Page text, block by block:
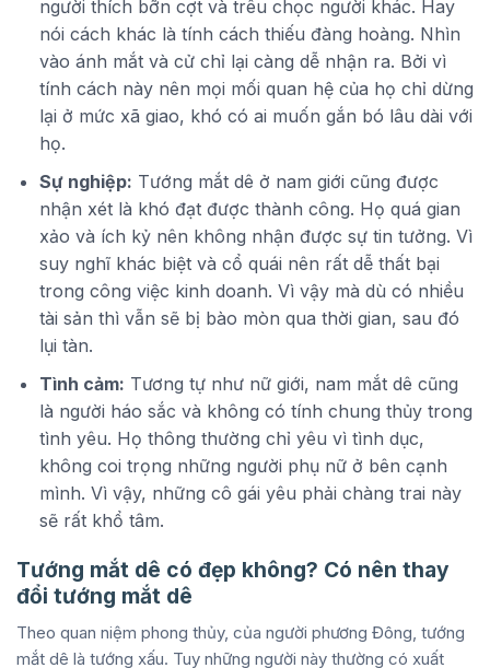
người thích bỡn cợt và trêu chọc người khác. Hay
nói cách khác là tính cách thiếu đàng hoàng. Nhìn
vào ánh mắt và cử chỉ lại càng dễ nhận ra. Bởi vì
tính cách này nên mọi mối quan hệ của họ chỉ dừng
lại ở mức xã giao, khó có ai muốn gắn bó lâu dài với
họ.
Sự nghiệp: Tướng mắt dê ở nam giới cũng được
nhận xét là khó đạt được thành công. Họ quá gian
xảo và ích kỷ nên không nhận được sự tin tưởng. Vì
suy nghĩ khác biệt và cổ quái nên rất dễ thất bại
trong công việc kinh doanh. Vì vậy mà dù có nhiều
tài sản thì vẫn sẽ bị bào mòn qua thời gian, sau đó
lụi tàn.
Tình cảm: Tương tự như nữ giới, nam mắt dê cũng
là người háo sắc và không có tính chung thủy trong
tình yêu. Họ thông thường chỉ yêu vì tình dục,
không coi trọng những người phụ nữ ở bên cạnh
mình. Vì vậy, những cô gái yêu phải chàng trai này
sẽ rất khổ tâm.
Tướng mắt dê có đẹp không? Có nên thay
đổi tướng mắt dê
Theo quan niệm phong thủy, của người phương Đông, tướng
mắt dê là tướng xấu. Tuy những người này thường có xuất